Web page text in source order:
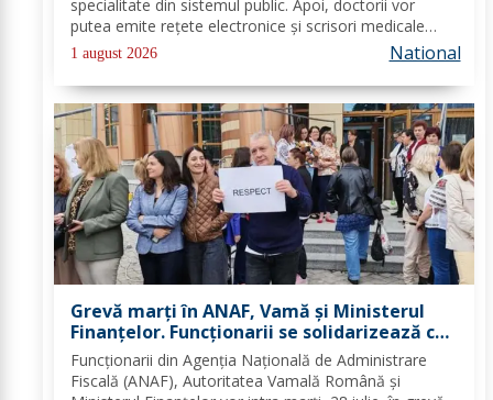
specialitate din sistemul public. Apoi, doctorii vor
putea emite rețete electronice și scrisori medicale
direct prin noua platformă. Se fac ultimele lucrări la
platforma „e-Sănătatea Mea" pentru aceste...
1 august 2026 National
Grevă marți în ANAF, Vamă și Ministerul
Finanțelor. Funcționarii se solidarizează cu
protestul din sănătate
Funcționarii din Agenția Națională de Administrare
Fiscală (ANAF), Autoritatea Vamală Română și